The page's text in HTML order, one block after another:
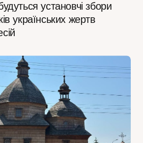
установчі збори
українських жертв